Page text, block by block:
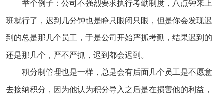
举个例子：公司不强烈要求执行考勤制度，八点钟来上
班就行了，迟到几分钟也是睁只眼闭只眼，但是你会发现迟
到的总是那几个员工，于是公司开始严抓考勤，结果迟到的
还是那几个，严不严抓，迟到都会迟到。
积分制管理也是一样，总是会有后面几个员工是不愿意
去接纳积分，因为他认为积分导入之后是在损害他的利益，